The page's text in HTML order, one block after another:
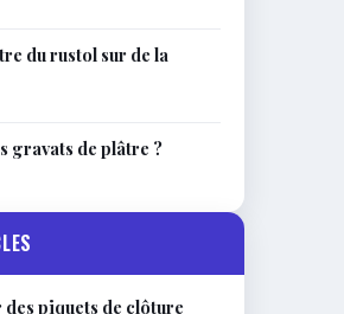
du rustol sur de la
gravats de plâtre ?
des piquets de clôture